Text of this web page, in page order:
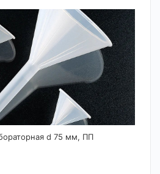
d 75 мм, ПП